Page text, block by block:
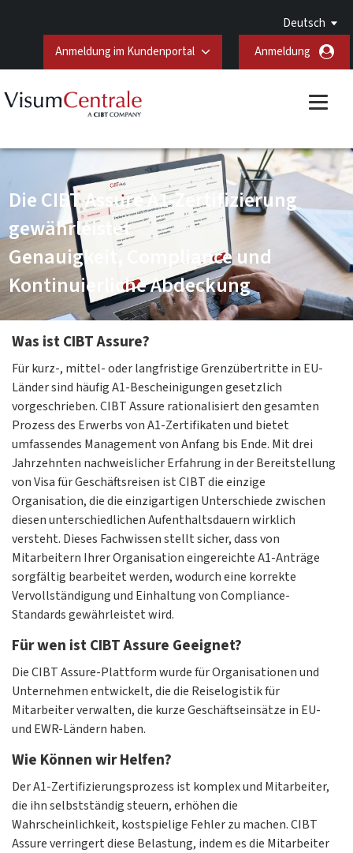
Deutsch
Anmeldung im Kundenportal
Anmeldung
Die CIBT Assure A1-Zertifizierung
gewährleistet
Genauigkeit, Compliance und
Kontinuierliche Abdeckung
Was ist CIBT Assure?
Für kurz-, mittel- oder langfristige Grenzübertritte in EU-
Länder sind häufig A1-Bescheinigungen gesetzlich
vorgeschrieben. CIBT Assure rationalisiert den gesamten
Prozess des Erwerbs von A1-Zertifikaten und bietet
umfassendes Management von Anfang bis Ende. Mit drei
Jahrzehnten nachweislicher Erfahrung in der Bereitstellung
von Visa für Geschäftsreisen ist CIBT die einzige
Organisation, die die einzigartigen Unterschiede zwischen
diesen unterschiedlichen Aufenthaltsdauern wirklich
versteht. Dieses Fachwissen stellt sicher, dass von
Mitarbeitern Ihrer Organisation eingereichte A1-Anträge
sorgfältig bearbeitet werden, wodurch eine korrekte
Vervollständigung und Einhaltung von Compliance-
Standards gewährleistet wird.
Für wen ist CIBT Assure Geeignet?
Die CIBT Assure-Plattform wurde für Organisationen und
Unternehmen entwickelt, die die Reiselogistik für
Mitarbeiter verwalten, die kurze Geschäftseinsätze in EU-
und EWR-Ländern haben.
Wie Können wir Helfen?
Der A1-Zertifizierungsprozess ist komplex und Mitarbeiter,
die ihn selbstständig steuern, erhöhen die
Wahrscheinlichkeit, kostspielige Fehler zu machen. CIBT
Assure verringert diese Belastung, indem es die Mitarbeiter